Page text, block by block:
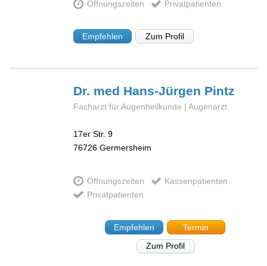
Öffnungszeiten Privatpatienten
Empfehlen Zum Profil
Dr. med Hans-Jürgen Pintz
Facharzt für Augenheilkunde | Augenarzt
17er Str. 9
76726 Germersheim
Öffnungszeiten
Kassenpatienten
Privatpatienten
Empfehlen
Termin
Zum Profil